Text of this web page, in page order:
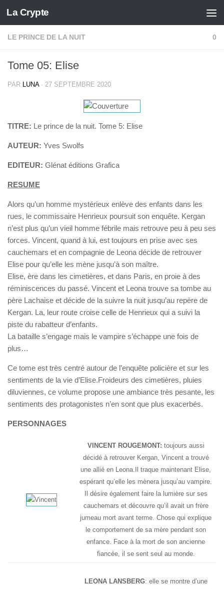
Skip to content
La Crypte
LE PRINCE DE LA NUIT 0
Tome 05: Elise
PAR LUNA · 27 SEPTEMBRE 2020
TITRE: Le prince de la nuit. Tome 5: Elise
AUTEUR: Yves Swolfs
EDITEUR: Glénat éditions Grafica
RESUME
Alors qu’un homme mystérieux enlève des enfants dans les
rues, le commissaire Henrieux poursuit son enquête. Kergan
n’est plus qu’un vieil homme fébrile mais retrouve peu à peu ses
forces. Vincent, quand à lui, est toujours en prise avec ses
cauchemars et en compagnie de Leona décide de retrouver
Elise pour qu’elle les mène jusqu’à son maître.
Elise, ère dans les cimetières, et dans Paris, en proie à des
réminiscences du passé. Vincent et Leona trouve sa tombe au
père Lachaise et décide de la suivre la nuit jusqu’au repère de
Kergan. La, leur route croise celle de Henrieux qui a suivi la
piste du rabatteur d’enfants.
La bataille s’engage mais le vampire s’échappe une fois de
plus…
Ce tome est très centré autour de l’enquête policière et sur les
sentiments de la vie d’Elise.Froideurs des cimetières, pluies
diluviennes, ce volume propose une ambiance très pesante, les
sentiments des protagonistes n’en sont que plus exacerbés.
PERSONNAGES
VINCENT ROUGEMONT: toujours aussi
décidé à retrouver Kergan, Vincent a trouvé
une allié en Leona.Il traque maintenant Elise,
espérant qu’elle les mènera jusqu’au vampire.
Il désire également faire la lumière sur ses
cauchemars et découvre qu’il avait un frère
jumeau mort avant terme. Chose qui explique
le comportement de sa mère pendant son
enfance. Face à la mort de son ancienne
fiancée, il se sent seul au monde.
LEONA LANSBERG: elle se montre d’une